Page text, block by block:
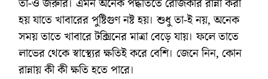
তা-ও জরুরি। এমন অনেক পদ্ধতিতে রোজকার রান্না করা
হয় যাতে খাবারের পুষ্টিগুণ নষ্ট হয়। শুধু তা-ই নয়, অনেক
সময় তাতে খাবারে টক্সিনের মাত্রা বেড়ে যায়। ফলে তাতে
লাভের থেকে স্বাস্থ্যের ক্ষতিই করে বেশি। জেনে নিন, কোন
রান্নায় কী কী ক্ষতি হতে পারে।